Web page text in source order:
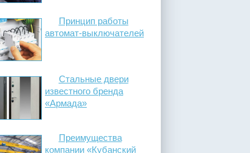
Принцип работы
автомат-выключателей
Стальные двери
известного бренда
«Армада»
Преимущества
компании «Кубанский